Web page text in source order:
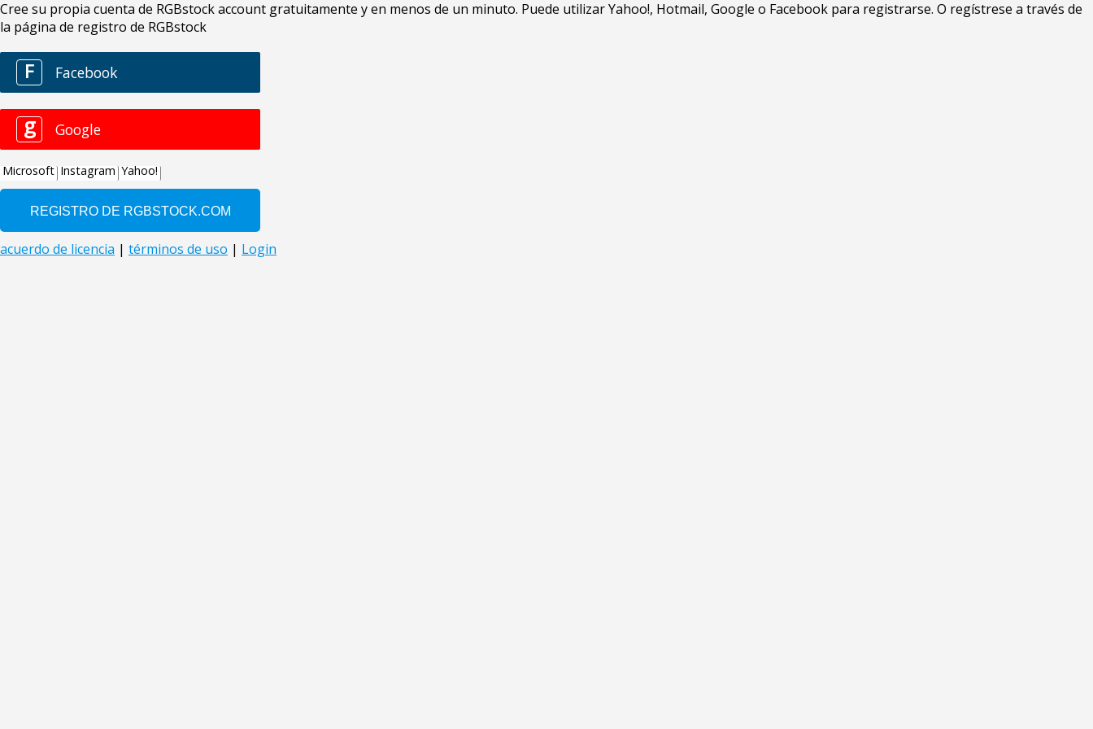
Cree su propia cuenta de RGBstock account gratuitamente y en menos de un minuto. Puede utilizar Yahoo!, Hotmail, Google o Facebook para registrarse. O regístrese a través de
la página de registro de RGBstock
F Facebook
g Google
Microsoft Instagram Yahoo!
acuerdo de licencia | términos de uso | Login